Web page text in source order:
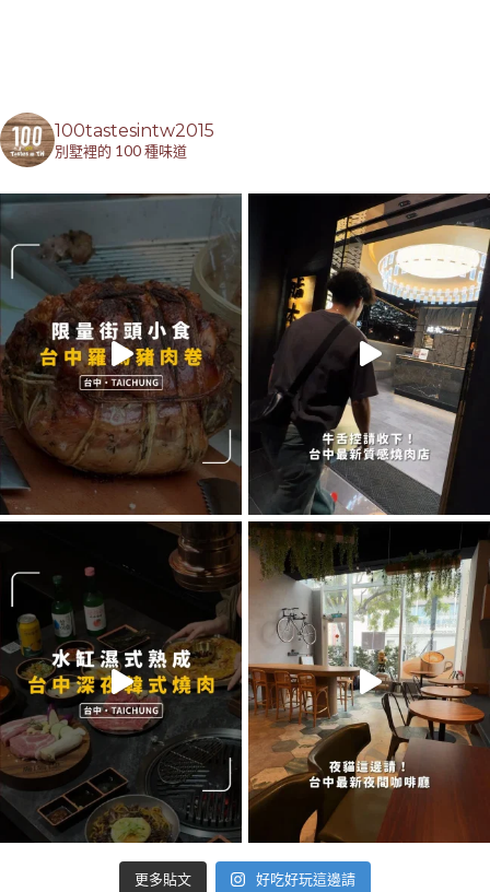
100tastesintw2015
別墅裡的 100 種味道
更多貼文 好吃好玩這邊請